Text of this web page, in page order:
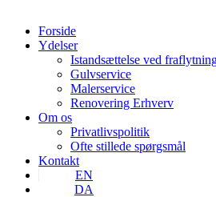
Forside
Ydelser
Istandsættelse ved
Gulvservice
Malerservice
Renovering Erhverv
Om os
Privatlivspolitik
Ofte stillede spørgsmål
Kontakt
EN
DA